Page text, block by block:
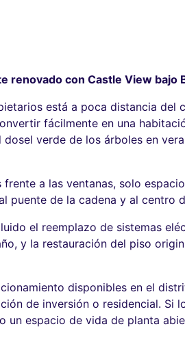
renovado con Castle View bajo
está a poca distancia
fácilmente en una
verde de los árboles en
a las ventanas, solo
puente de la cadena y al centro
el reemplazo de sistemas
y la restauración del piso
disponibles en el
de inversión o residencial. Si
un espacio de vida de planta